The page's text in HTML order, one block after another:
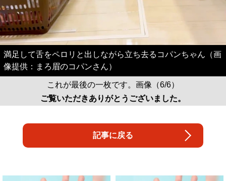
満足して舌をペロリと出しながら立ち去るコパンちゃん（画
像提供：まろ眉のコパンさん）
これが最後の一枚です。画像（6/6）
ご覧いただきありがとうございました。
記事に戻る